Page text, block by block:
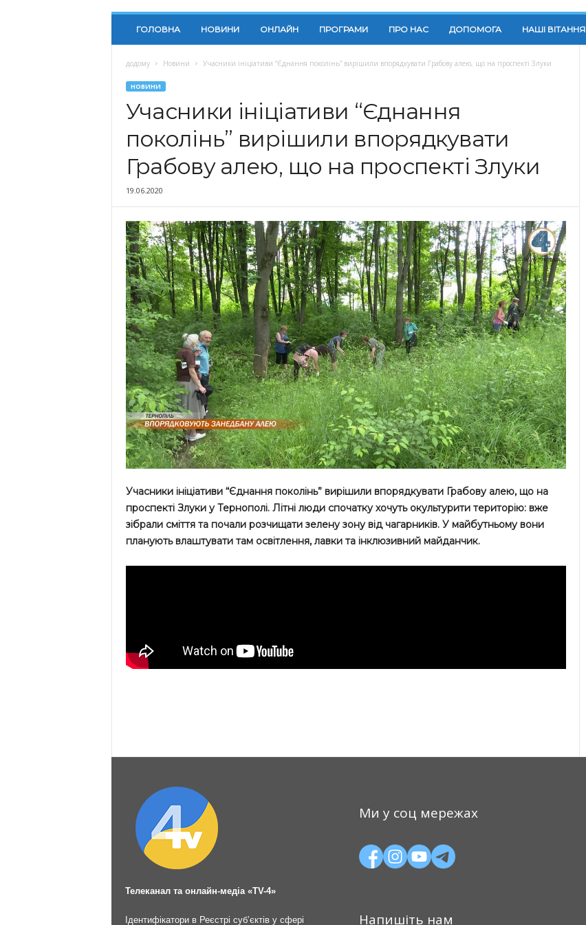
ГОЛОВНА НОВИНИ ОНЛАЙН ПРОГРАМИ ПРО НАС ДОПОМОГА НАШІ ВІТАННЯ
додому Новини Учасники ініціативи “Єднання поколінь” вирішили впорядкувати Грабову алею, що на проспекті Злуки
НОВИНИ
Учасники ініціативи “Єднання
поколінь” вирішили впорядкувати
Грабову алею, що на проспекті Злуки
19.06.2020
Учасники ініціативи “Єднання поколінь” вирішили впорядкувати Грабову алею, що на
проспекті Злуки у Тернополі. Літні люди спочатку хочуть окультурити територію: вже
зібрали сміття та почали розчищати зелену зону від чагарників. У майбутньому вони
планують влаштувати там освітлення, лавки та інклюзивний майданчик.
Телеканал та онлайн-медіа «TV-4»
Ідентифікатори в Реєстрі суб’єктів у сфері
Ми у соц мережах
Напишіть нам